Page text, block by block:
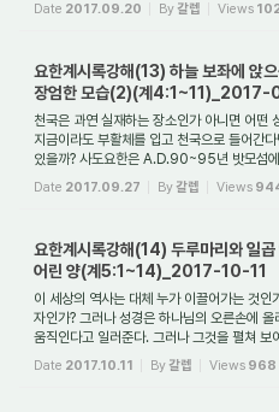
Date 2017.09.20 By갈렙 Views
요한계시록강해(13) 하늘 보좌에 앉
장엄한 모습(2)(계
천국은 과연 실재하는 장소인가 아니면 어떤
지금이라도 부활체를 입고 천국으로 들어간
있을까? 사도요한은 A.D.90~95년 밧모섬
Date 2017.09.27 By갈렙 Views
요한계시록강해(14) 두루마리와 일
어린 양(계5:1~14)_2017-10-11
이 세상의 역사는 대체 누가 이끌어가는 것인
자인가? 그러나 성경은 하나님의 오른손에
움직인다고 일러준다. 그러나 그것을 펼쳐
Date 2017.10.11 By갈렙 Views 968